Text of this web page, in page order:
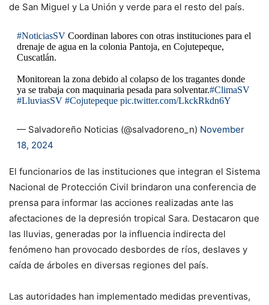
de San Miguel y La Unión y verde para el resto del país.
#NoticiasSVCoordinan labores con otras instituciones para el
drenaje de agua en la colonia Pantoja, en Cojutepeque,
Cuscatlán.
Monitorean la zona debido al colapso de los tragantes donde
ya se trabaja con maquinaria pesada para solventar.#ClimaSV
#LluviasSV #Cojutepeque pic.twitter.com/LkckRkdn6Y
— Salvadoreño Noticias (@salvadoreno_n) November
18, 2024
El funcionarios de las instituciones que integran el Sistema
Nacional de Protección Civil brindaron una conferencia de
prensa para informar las acciones realizadas ante las
afectaciones de la depresión tropical Sara. Destacaron que
las lluvias, generadas por la influencia indirecta del
fenómeno han provocado desbordes de ríos, deslaves y
caída de árboles en diversas regiones del país.
Las autoridades han implementado medidas preventivas,